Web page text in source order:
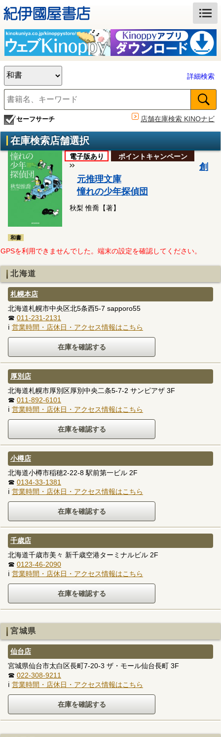
詳細検索
セーフサーチ 店舗在庫検索 KINOナビ
在庫検索店舗選択
和書
電子版あり ポイントキャンペーン
創
元推理文庫
憧れの少年探偵団
秋梨 惟喬【著】
GPSを利用できませんでした。端末の設定を確認してください。
北海道
札幌本店
北海道札幌市中央区北5条西5-7 sapporo55
☎ 011-231-2131
ℹ 営業時間・店休日・アクセス情報はこちら
厚別店
北海道札幌市厚別区厚別中央二条5-7-2 サンピアザ 3F
☎ 011-892-6101
ℹ 営業時間・店休日・アクセス情報はこちら
小樽店
北海道小樽市稲穂2-22-8 駅前第一ビル 2F
☎ 0134-33-1381
ℹ 営業時間・店休日・アクセス情報はこちら
千歳店
北海道千歳市美々 新千歳空港ターミナルビル 2F
☎ 0123-46-2090
ℹ 営業時間・店休日・アクセス情報はこちら
宮城県
仙台店
宮城県仙台市太白区長町7-20-3 ザ・モール仙台長町 3F
☎ 022-308-9211
ℹ 営業時間・店休日・アクセス情報はこちら